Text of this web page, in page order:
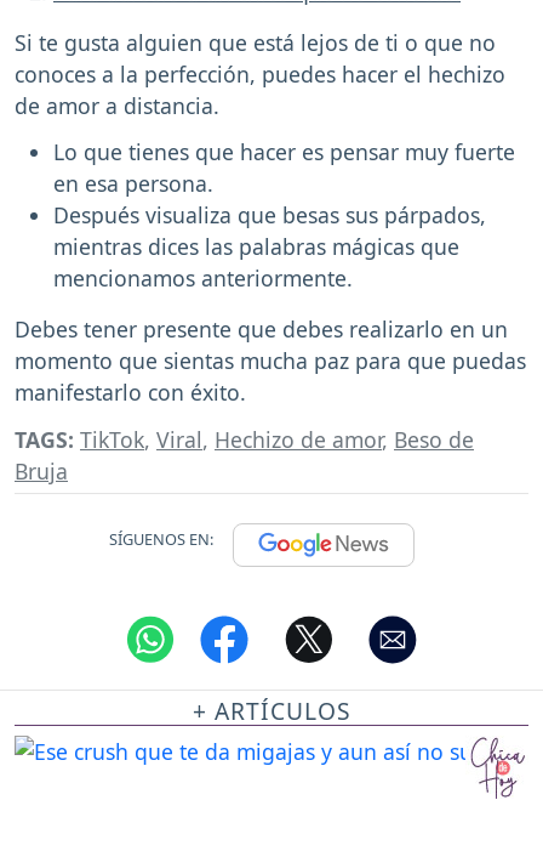
Si te gusta alguien que está lejos de ti o que no
conoces a la perfección, puedes hacer el hechizo
de amor a distancia.
Lo que tienes que hacer es pensar muy fuerte
en esa persona.
Después visualiza que besas sus párpados,
mientras dices las palabras mágicas que
mencionamos anteriormente.
Debes tener presente que debes realizarlo en un
momento que sientas mucha paz para que puedas
manifestarlo con éxito.
TAGS: TikTok, Viral, Hechizo de amor, Beso de
Bruja
SÍGUENOS EN:
+ ARTÍCULOS